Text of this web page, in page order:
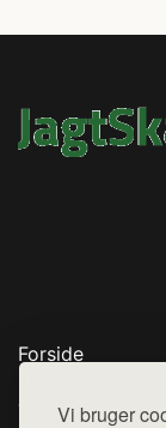
Vi bruger
Forside
Top Rabatter